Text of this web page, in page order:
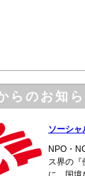
らのお知
ソーシ
NPO・
ス界の『